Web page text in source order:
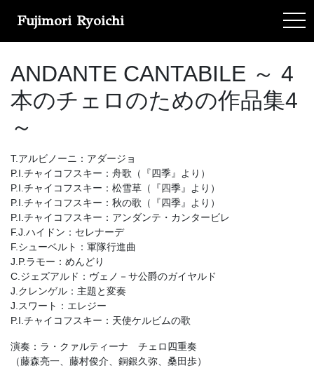
Fujimori Ryoichi
ANDANTE CANTABILE ～ 4
本のチェロのための作品集4
～
T.アルビノーニ：アダージョ
P.I.チャイコフスキー：舟歌（『四季』より）
P.I.チャイコフスキー：松雪草（『四季』より）
P.I.チャイコフスキー：秋の歌（『四季』より）
P.I.チャイコフスキー：アンダンテ・カンタービレ
F.J.ハイドン：セレナーデ
F.シューベルト：軍隊行進曲
J.P.ラモー：めんどり
C.ジェズアルド：ヴェノ－サ公爵のガイヤルド
J.クレンゲル：主題と変奏
J.スワート：エレジー
P.I.チャイコフスキー：天使ケルビムの歌
演奏：ラ・クァルティーナ チェロ四重奏
（藤森亮一、藤村俊介、銅銀久弥、桑田歩）